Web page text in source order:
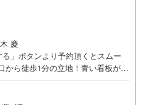
慶
」ボタンより予約頂くとスムー
から徒歩1分の立地！青い看板が目
屈せずにお過ごし頂けます。■